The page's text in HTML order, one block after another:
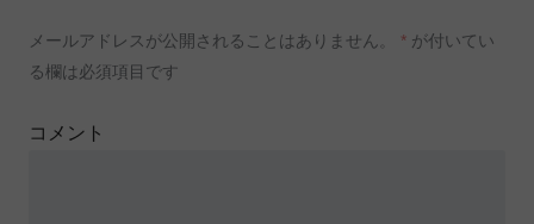
メールアドレスが公開されることはありません。 * が付いてい
る欄は必須項目です
コメント